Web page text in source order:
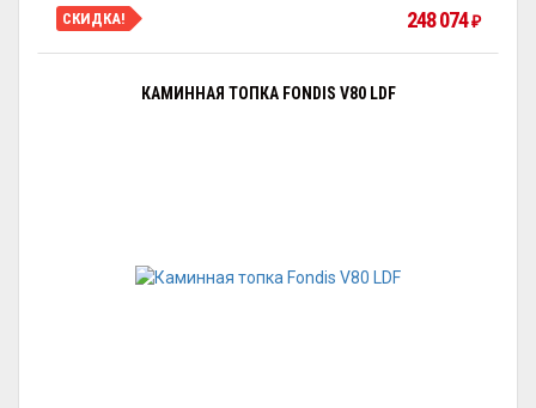
СКИДКА! 248 074 ₽
КАМИННАЯ ТОПКА FONDIS V80 LDF